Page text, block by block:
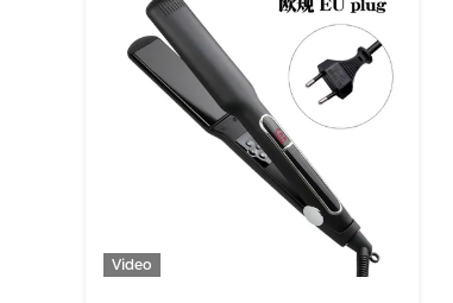
Video